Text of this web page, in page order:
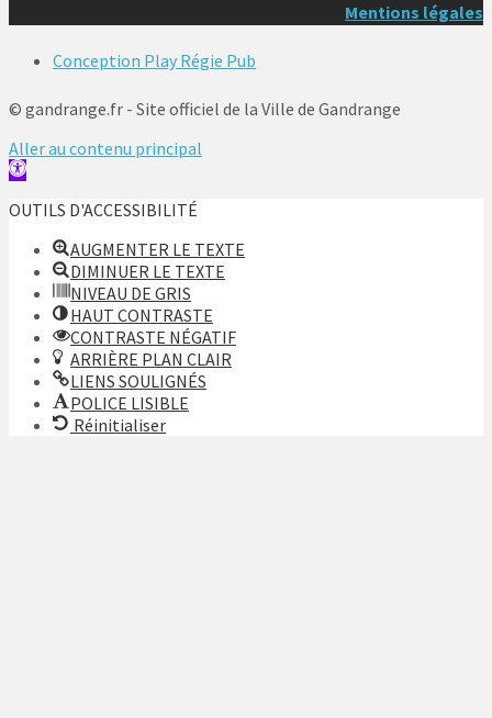
Mentions légales
Conception Play Régie Pub
© gandrange.fr - Site officiel de la Ville de Gandrange
Aller au contenu principal
Ouvrir
barre
d’outils
OUTILS D'ACCESSIBILITÉ
AUGMENTER LE TEXTE
DIMINUER LE TEXTE
NIVEAU DE GRIS
HAUT CONTRASTE
CONTRASTE NÉGATIF
ARRIÈRE PLAN CLAIR
LIENS SOULIGNÉS
POLICE LISIBLE
Réinitialiser